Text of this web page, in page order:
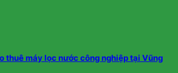
thuê máy lọc nước công nghiệp tại Vũng